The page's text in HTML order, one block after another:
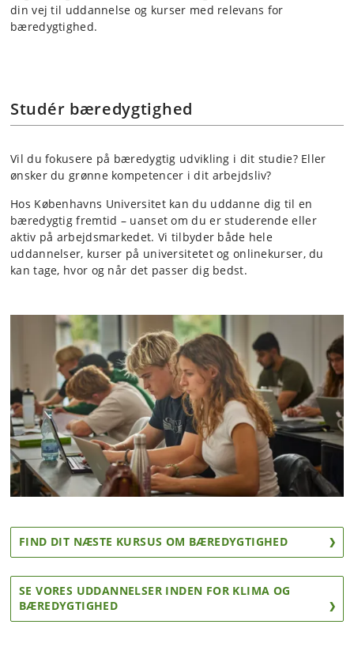
din vej til uddannelse og kurser med relevans for
bæredygtighed.
Studér bæredygtighed
Vil du fokusere på bæredygtig udvikling i dit studie? Eller
ønsker du grønne kompetencer i dit arbejdsliv?
Hos Københavns Universitet kan du uddanne dig til en
bæredygtig fremtid – uanset om du er studerende eller
aktiv på arbejdsmarkedet. Vi tilbyder både hele
uddannelser, kurser på universitetet og onlinekurser, du
kan tage, hvor og når det passer dig bedst.
FIND DIT NÆSTE KURSUS OM BÆREDYGTIGHED
SE VORES UDDANNELSER INDEN FOR KLIMA OG
BÆREDYGTIGHED